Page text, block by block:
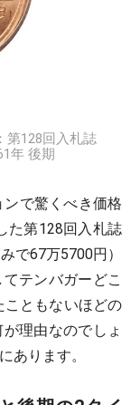
第128回入札誌
年 後期
で驚くべき価格
た第128回入札誌
で67万5700円）
テンバガーどこ
こともないほどの
理由なのでしょ
あります。